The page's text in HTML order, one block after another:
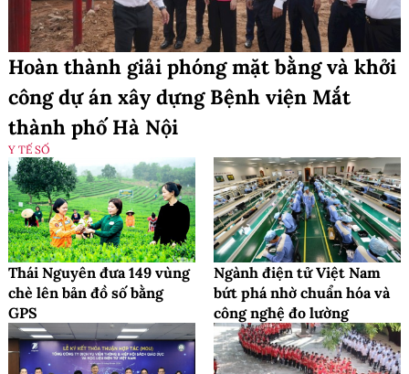
Hoàn thành giải phóng mặt bằng và khởi
công dự án xây dựng Bệnh viện Mắt
thành phố Hà Nội
Y TẾ SỐ
Thái Nguyên đưa 149 vùng
chè lên bản đồ số bằng
GPS
Ngành điện tử Việt Nam
bứt phá nhờ chuẩn hóa và
công nghệ đo lường